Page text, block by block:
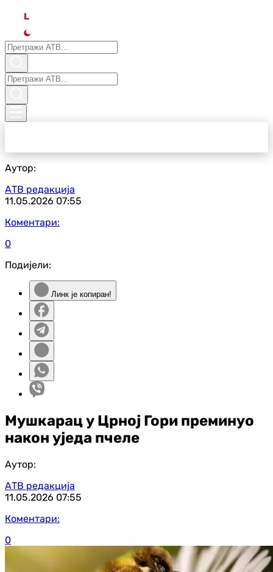
L
Аутор:
АТВ редакција
11.05.2026 07:55
Коментари:
0
Подијели:
Линк је копиран!
Мушкарац у Црној Гори преминуо
након уједа пчеле
Аутор:
АТВ редакција
11.05.2026 07:55
Коментари:
0